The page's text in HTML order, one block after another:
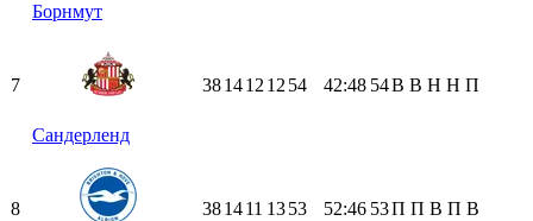
Борнмут
7
Сандерленд
381412 12 54 42:48 54В В Н Н П
8 381411 1353 52:46 53П П В П В